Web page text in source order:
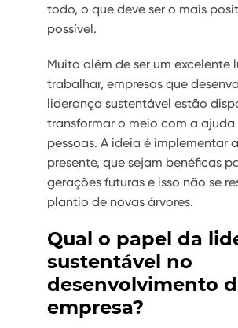
todo, o que deve ser o mais
possível.
Muito além de ser um excelente
trabalhar, empresas que
liderança sustentável estão
transformar o meio com a ajuda
pessoas. A ideia é implementar
presente, que sejam benéficas
gerações futuras e isso não se
plantio de novas árvores.
Qual o papel da
sustentável no
desenvolvimento
empresa?